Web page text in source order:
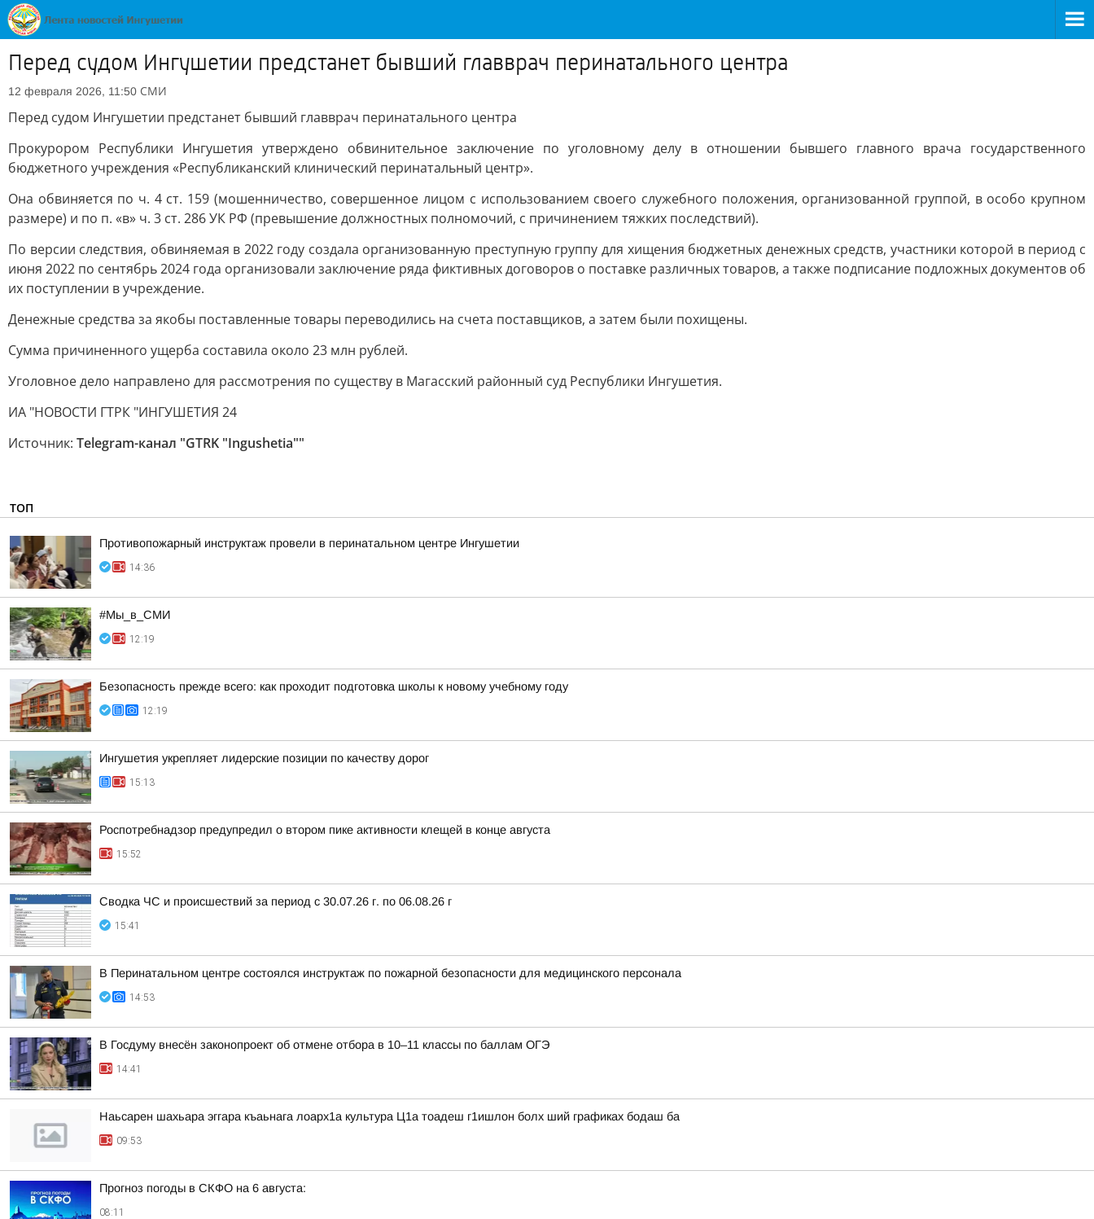
Перед судом Ингушетии предстанет бывший главврач перинатального центра
12 февраля 2026, 11:50 СМИ
Перед судом Ингушетии предстанет бывший главврач перинатального центра
Прокурором Республики Ингушетия утверждено обвинительное заключение по уголовному делу в отношении бывшего главного врача государственного
бюджетного учреждения «Республиканский клинический перинатальный центр».
Она обвиняется по ч. 4 ст. 159 (мошенничество, совершенное лицом с использованием своего служебного положения, организованной группой, в особо крупном
размере) и по п. «в» ч. 3 ст. 286 УК РФ (превышение должностных полномочий, с причинением тяжких последствий).
По версии следствия, обвиняемая в 2022 году создала организованную преступную группу для хищения бюджетных денежных средств, участники которой в период с
июня 2022 по сентябрь 2024 года организовали заключение ряда фиктивных договоров о поставке различных товаров, а также подписание подложных документов об
их поступлении в учреждение.
Денежные средства за якобы поставленные товары переводились на счета поставщиков, а затем были похищены.
Сумма причиненного ущерба составила около 23 млн рублей.
Уголовное дело направлено для рассмотрения по существу в Магасский районный суд Республики Ингушетия.
ИА "НОВОСТИ ГТРК "ИНГУШЕТИЯ 24
Источник: Telegram-канал "GTRK "Ingushetia""
ТОП
Противопожарный инструктаж провели в перинатальном центре Ингушетии
14:36
#Мы_в_СМИ
12:19
Безопасность прежде всего: как проходит подготовка школы к новому учебному году
12:19
Ингушетия укрепляет лидерские позиции по качеству дорог
15:13
Роспотребнадзор предупредил о втором пике активности клещей в конце августа
15:52
Сводка ЧС и происшествий за период с 30.07.26 г. по 06.08.26 г
15:41
В Перинатальном центре состоялся инструктаж по пожарной безопасности для медицинского персонала
14:53
В Госдуму внесён законопроект об отмене отбора в 10–11 классы по баллам ОГЭ
14:41
Наьсарен шахьара эггара къаьнага лоарх1а культура Ц1а тоадеш г1ишлон болх ший графиках бодаш ба
09:53
Прогноз погоды в СКФО на 6 августа:
08:11